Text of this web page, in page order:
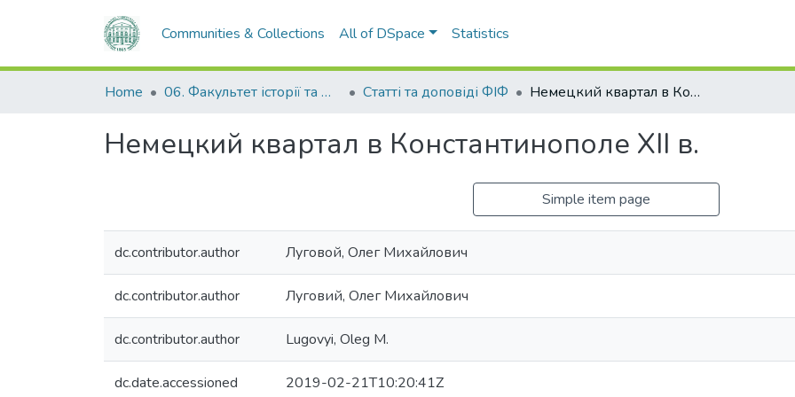
Communities & Collections All of DSpace Statistics
Home 06. Факультет історії та філософії Статті та доповіді ФІФ Немецкий квартал в Константинополе ХII в.
Немецкий квартал в Константинополе ХII в.
Simple item page
dc.contributor.author Луговой, Олег Михайлович
dc.contributor.author Луговий, Олег Михайлович
dc.contributor.author Lugovyi, Oleg M.
dc.date.accessioned 2019-02-21T10:20:41Z